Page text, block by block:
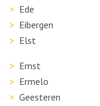
Ede
Eibergen
Elst
Emst
Ermelo
Geesteren